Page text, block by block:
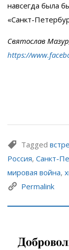
навсегда была
«Санкт-
Святослав
https://
Tagged
Россия, Санкт-
мировая война,
Permalink